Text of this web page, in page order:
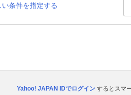
い条件を指定する
Yahoo! JAPAN IDでログインするとスマ